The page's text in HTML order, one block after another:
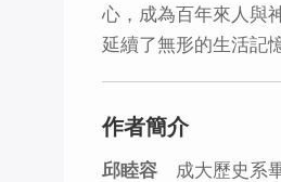
心，成為百年來人與
延續了無形的生活記憶
作者簡介
邱睦容 成大歷史系